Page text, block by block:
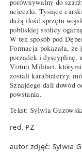
porównywalny do
ucieczki. Tysiące
dużą ilość sprzętu
pobliskiej stolicy
W ten sposób pod
Formacja pokazała, że
porządek i dyscyplinę,
Virtuti Militari, którymi
zostali karabinierzy,
Sznajdego dali dowód
powstania.
Tekst: Sylwia
red. PZ
autor zdjęć: Sylwia